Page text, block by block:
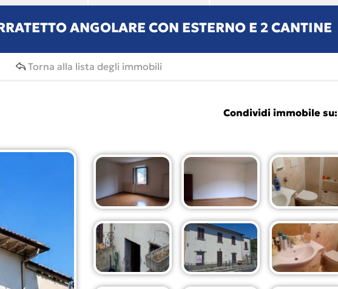
ANGOLARE CON ESTERNO E 2 CANTINE
Torna alla lista degli immobili
Condividi immobile su: